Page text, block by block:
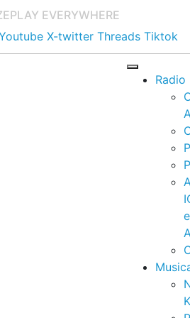
PLAY EVERYWHERE
X-twitter Threads Tiktok
Radio
e